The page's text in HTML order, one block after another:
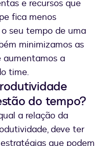
e recursos que
fica menos
seu tempo de uma
minimizamos as
aumentamos a
time.
do tempo?
a relação da
deve ter
que podem